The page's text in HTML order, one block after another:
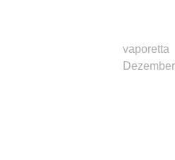
vaporetta